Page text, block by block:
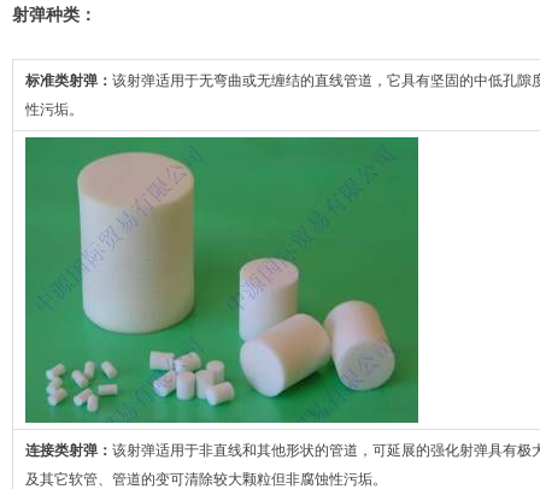
射弹种类：
标准类射弹： 该射弹适用于无弯曲或无缠结的直线管道，它具有坚固的中低孔
性污垢。
连接类射弹： 该射弹适用于非直线和其他形状的管道，可延展的强化射弹具有
及其它软管、管道的变可清除较大颗粒但非腐蚀性污垢。